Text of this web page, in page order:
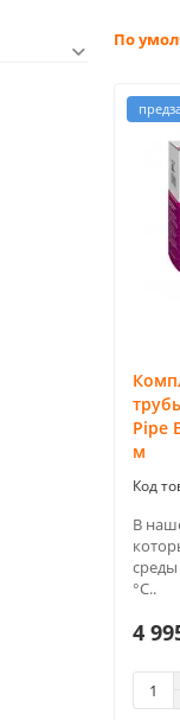
По
Pipe
м
В
среды
°С..
4